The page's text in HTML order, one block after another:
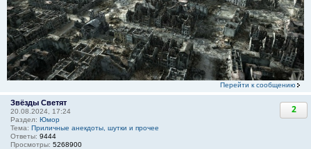
Перейти к сообщению
Звёзды Светят
20.08.2024, 17:24
Раздел: Юмор
Тема: Приличные анекдоты, шутки и прочее
Ответы: 9444
Просмотры: 5268900
2